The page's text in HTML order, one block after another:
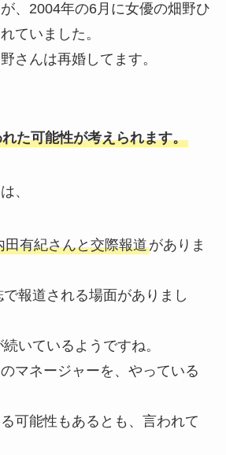
、2004年の6月に女優の畑野ひ
ていました。
さんは再婚してます。
た可能性が考えられます。
、
田有紀さんと交際報道がありま
報道される場面がありまし
いているようですね。
マネージャーを、やっている
可能性もあるとも、言われて